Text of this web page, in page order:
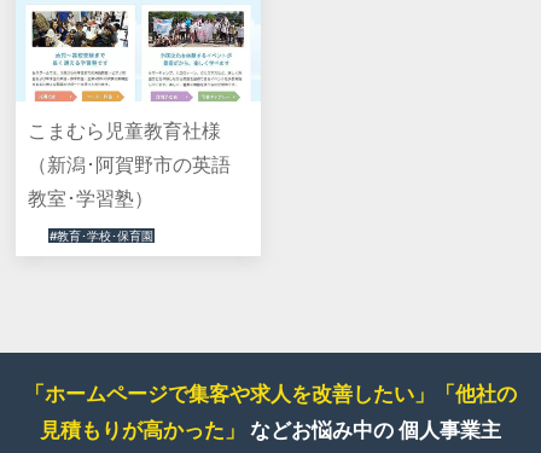
こまむら児童教育社様
（新潟･阿賀野市の英語
教室･学習塾）
#教育･学校･保育園
「ホームページで集客や求人を改善したい」
「他社の
見積もりが高かった」 などお悩み中の 個人事業主